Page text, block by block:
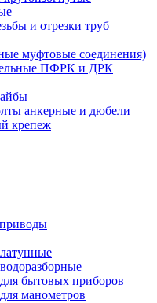
и отрезки труб
муфтовые соединения)
ПФРК и ДРК
анкерные и дюбели
крепеж
бытовых приборов
манометров